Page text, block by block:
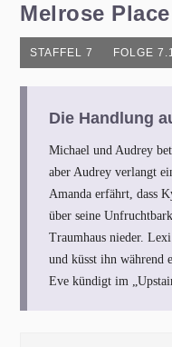
Melrose Place
STAFFEL 7 FOLGE
Die Handlung
Michael und Audrey
aber Audrey verlangt
Amanda erfährt, dass
über seine
Traumhaus nieder.
und küsst ihn während
Eve kündigt im